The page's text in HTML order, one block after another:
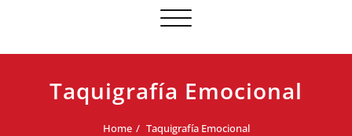
Toggle navigation
Taquigrafía Emocional
Home Taquigrafía Emocional